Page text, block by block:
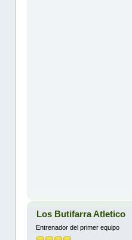
Los Butifarra Atletico
Entrenador del primer equipo